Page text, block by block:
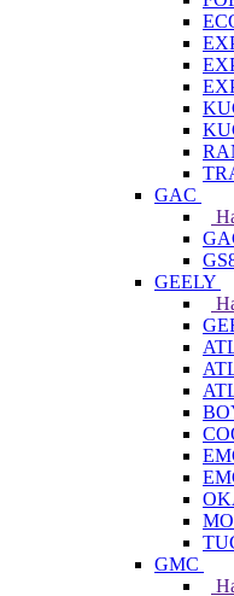
GAC
GEELY
GMC